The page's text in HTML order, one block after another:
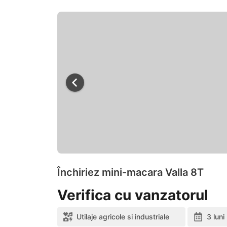
Închiriez mini-macara Valla 8T
Verifica cu vanzatorul
Utilaje agricole si industriale 3 luni